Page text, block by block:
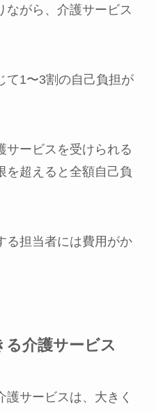
ながら、介護サービス
て1〜3割の自己負担が
サービスを受けられる
を超えると全額自己負
る担当者には費用がか
る介護サービス
サービスは、大きく